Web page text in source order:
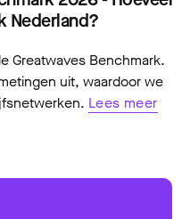
Nederland?
Greatwaves Benchmark.
uit, waardoor we
Lees meer